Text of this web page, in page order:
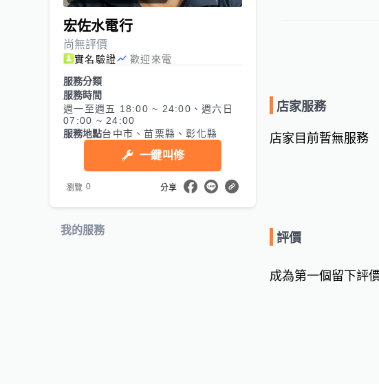
宏佐水電行
尚無評價
實名驗證
歡迎來電
服務分類
服務時間
週一至週五 18:00 ~ 24:00、週六日
07:00 ~ 24:00
服務地點台中市、苗栗縣、彰化縣
一鍵叫修
瀏覽 0 分享
我的服務
店家服務
店家目前暫無服務
評價
成為第一個留下評